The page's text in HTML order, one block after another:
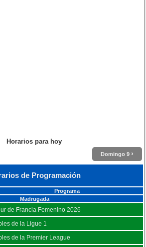
Horarios para hoy
Domingo 9 ›
de Programación
Programa
Madrugada
de Francia Femenino 2026
de la Ligue 1
de la Premier League